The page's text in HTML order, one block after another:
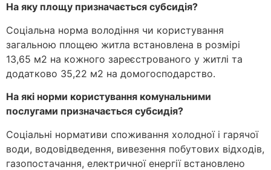
На яку площу призначається субсидія?
Соціальна норма володіння чи користування
загальною площею житла встановлена в розмірі
13,65 м2 на кожного зареєстрованого у житлі та
додатково 35,22 м2 на домогосподарство.
На які норми користування комунальними
послугами призначається субсидія?
Соціальні нормативи споживання холодної і гарячої
води, водовідведення, вивезення побутових відходів,
газопостачання, електричної енергії встановлено